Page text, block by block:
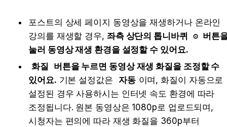
포스트의 상세 페이지 동영상을 재생하거나 온라인
강의를 재생할 경우, 좌측 상단의 톱니바퀴 ⚙️ 버튼
눌러 동영상 재생 환경을 설정할 수 있어요.
화질
버튼을 누르면 동영상 재생 화질을 조정할 수
있어요. 기본 설정값은 자동 이며, 화질이 자동으로
설정된 경우 사용하시는 인터넷 속도 환경에 따라
조정됩니다. 원본 동영상은 1080p로 업로드되며,
시청자는 편의에 따라 재생 화질을 360p부터